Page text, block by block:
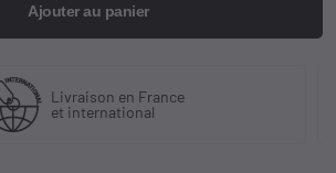
Ajouter au panier
Livraison en France
et international